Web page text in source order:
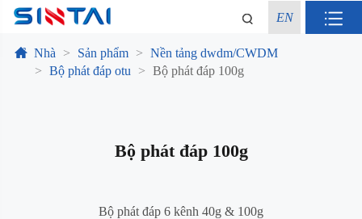
EN
Nhà Sản phẩm
Nền tảng dwdm/CWDM
Bộ phát đáp otu
Bộ phát đáp 100g
Bộ phát đáp 100g
Bộ phát đáp 6 kênh 40g & 100g